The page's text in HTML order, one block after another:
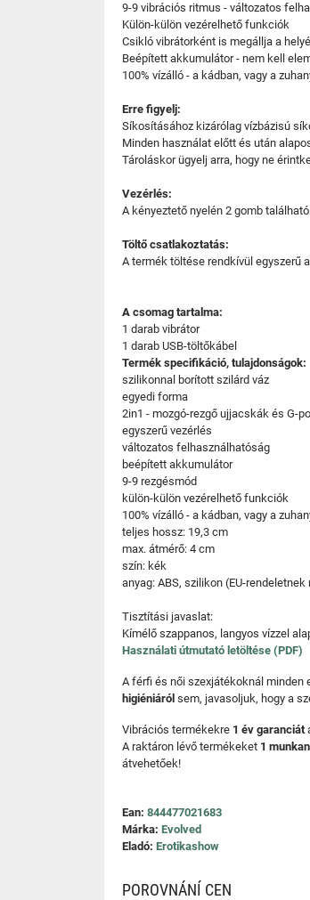
9-9 vibrációs ritmus - változatos
Külön-külön vezérelhető funkciók
Csikló vibrátorként is megállja a
Beépített akkumulátor - nem kell
100% vízálló - a kádban, vagy a
Erre figyelj:
Síkosításához kizárólag vízbázisú
Minden használat előtt és után
Tároláskor ügyelj arra, hogy ne
Vezérlés:
A kényeztető nyelén 2 gomb
Töltő csatlakoztatás:
A termék töltése rendkívül egyszerű
A csomag tartalma:
1 darab vibrátor
1 darab USB-töltőkábel
Termék specifikáció, tulajdonságok:
szilikonnal borított szilárd váz
egyedi forma
2in1 - mozgó-rezgő ujjacskák és G-
egyszerű vezérlés
változatos felhasználhatóság
beépített akkumulátor
9-9 rezgésmód
külön-külön vezérelhető funkciók
100% vízálló - a kádban, vagy a
teljes hossz: 19,3 cm
max. átmérő: 4 cm
szín: kék
anyag: ABS, szilikon (EU-
Tisztítási javaslat:
Kímélő szappanos, langyos vízzel
Használati útmutató letöltése (PDF)
A férfi és női szexjátékoknál minden
higiéniáról sem, javasoljuk, hogy a
Vibrációs termékekre 1 év garanciát
A raktáron lévő termékeket 1
átvehetőek!
Ean: 844477021683
Márka: Evolved
Eladó: Erotikashow
POROVNÁNÍ CEN